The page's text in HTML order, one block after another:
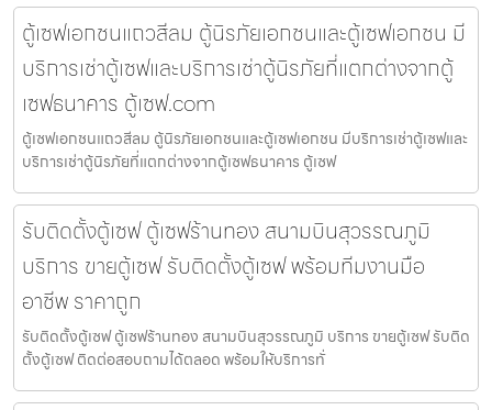
ตู้เซฟเอกชนแถวสีลม ตู้นิรภัยเอกชนและตู้เซฟเอกชน มี
บริการเช่าตู้เซฟและบริการเช่าตู้นิรภัยที่แตกต่างจากตู้
เซฟธนาคาร ตู้เซฟ.com
ตู้เซฟเอกชนแถวสีลม ตู้นิรภัยเอกชนและตู้เซฟเอกชน มีบริการเช่าตู้เซฟและ
บริการเช่าตู้นิรภัยที่แตกต่างจากตู้เซฟธนาคาร ตู้เซฟ
รับติดตั้งตู้เซฟ ตู้เซฟร้านทอง สนามบินสุวรรณภูมิ
บริการ ขายตู้เซฟ รับติดตั้งตู้เซฟ พร้อมทีมงานมือ
อาชีพ ราคาถูก
รับติดตั้งตู้เซฟ ตู้เซฟร้านทอง สนามบินสุวรรณภูมิ บริการ ขายตู้เซฟ รับติด
ตั้งตู้เซฟ ติดต่อสอบถามได้ตลอด พร้อมให้บริการทั่